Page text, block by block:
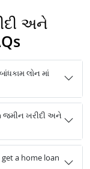
અને
લોન માં
જમીન ખરીદી અને
a home loan